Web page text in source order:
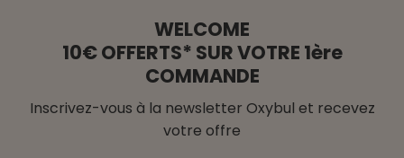
WELCOME
10€ OFFERTS* SUR VOTRE 1ère
COMMANDE
Inscrivez-vous à la newsletter Oxybul et recevez
votre offre